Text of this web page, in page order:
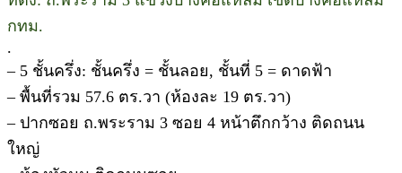
กทม.
.
– 5 ชั้นครึ่ง: ชั้นครึ่ง = ชั้นลอย, ชั้นที่ 5 = ดาดฟ้า
– พื้นที่รวม 57.6 ตร.วา (ห้องละ 19 ตร.วา)
– ปากซอย ถ.พระราม 3 ซอย 4 หน้าตึกกว้าง ติดถนน
ใหญ่